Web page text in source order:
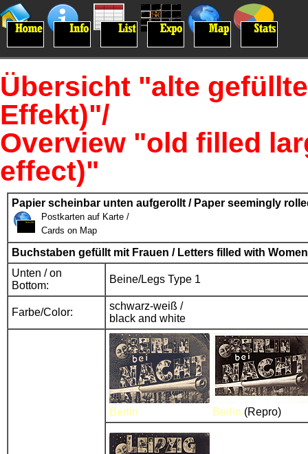
Übersicht "alte
Effekt)"/
Overview "old filled
effect)"
Papier scheinbar unten aufgerollt / Paper seemingly
Postkarten auf Karte /
Cards on Map
Buchstaben gefüllt mit Frauen / Letters filled with Women
Unten / on
Bottom:
Beine/Legs Type 1
Farbe/Color:
schwarz-weiß /
black and white
Berlin Berlin (Repro)